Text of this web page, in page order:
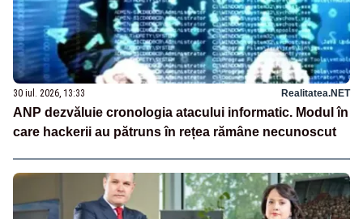
30 iul. 2026, 13:33 Realitatea.NET
ANP dezvăluie cronologia atacului informatic. Modul în
care hackerii au pătruns în rețea rămâne necunoscut